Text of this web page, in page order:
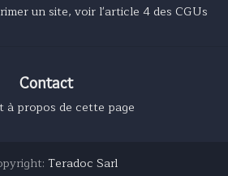
un site, voir l'article 4 des CGUs
Contact
à propos de cette page
Teradoc Sarl